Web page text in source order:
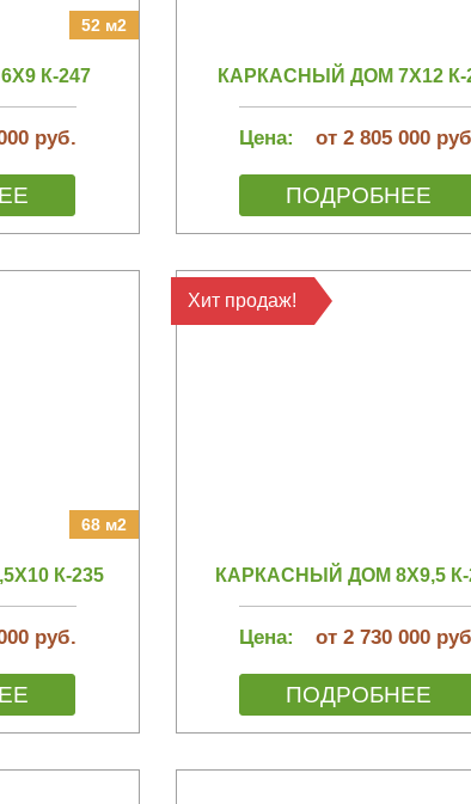
52 м2
К-247
руб.
КАРКАСНЫЙ ДОМ 7Х12 К-
Цена: от 2 805 000
ПОДРОБНЕЕ
68 м2
К-235
руб.
КАРКАСНЫЙ ДОМ 8Х9,5 К-
Цена: от 2 730 000
ПОДРОБНЕЕ
Хит продаж!